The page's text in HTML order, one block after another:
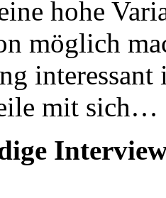
hohe
möglich
mit sich…